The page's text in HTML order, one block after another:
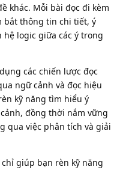
khác. Mỗi bài đọc đi kèm
bắt thông tin chi tiết, ý
logic giữa các ý trong
các chiến lược đọc
ngữ cảnh và đọc hiệu
kỹ năng tìm hiểu ý
đồng thời nắm vững
qua việc phân tích và giải
giúp bạn rèn kỹ năng